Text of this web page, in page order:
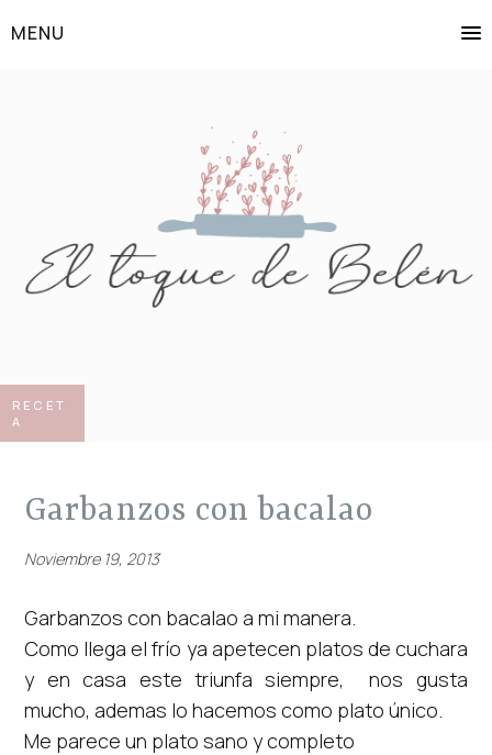
MENU
RECET
A
garbanzos con bacalao
Noviembre 19, 2013
Garbanzos con bacalao a mi manera.
Como llega el frío ya apetecen platos de cuchara
y en casa este triunfa siempre, nos gusta
mucho, ademas lo hacemos como plato único.
Me parece un plato sano y completo